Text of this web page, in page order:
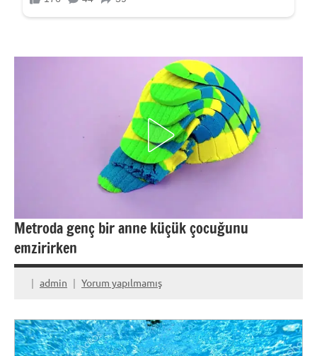
Metroda genç bir anne küçük çocuğunu
emzirirken
admin Yorum yapılmamış